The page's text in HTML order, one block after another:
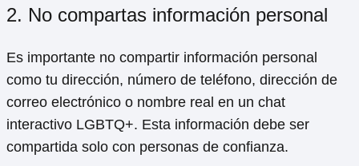
2. No compartas información personal
Es importante no compartir información personal
como tu dirección, número de teléfono, dirección de
correo electrónico o nombre real en un chat
interactivo LGBTQ+. Esta información debe ser
compartida solo con personas de confianza.